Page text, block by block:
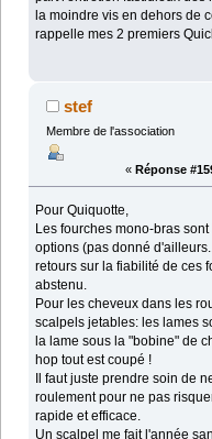
la moindre vis en dehors de
rappelle mes 2 premiers
stef
Membre de l'association
« Réponse
Pour Quiquotte,
Les fourches mono-bras
options (pas donné
retours sur la fiabilité de ces
abstenu.
Pour les cheveux dans les
scalpels jetables: les lames
la lame sous la "bobine" de
hop tout est coupé !
Il faut juste prendre soin de
roulement pour ne pas
rapide et efficace.
Un scalpel me fait l'année